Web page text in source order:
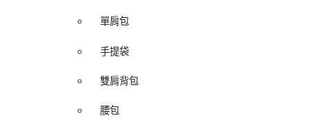
單肩包
手提袋
雙肩背包
腰包